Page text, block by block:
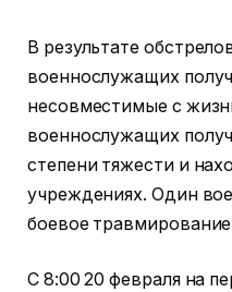
В результате
военнослужащих
несовместимые с
военнослужащих
степени тяжести и
учреждениях. Один
боевое
С 8:00 20 февраля на